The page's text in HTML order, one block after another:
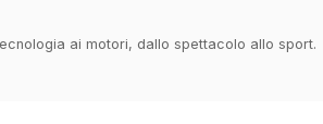
ai motori, dallo spettacolo allo sport.